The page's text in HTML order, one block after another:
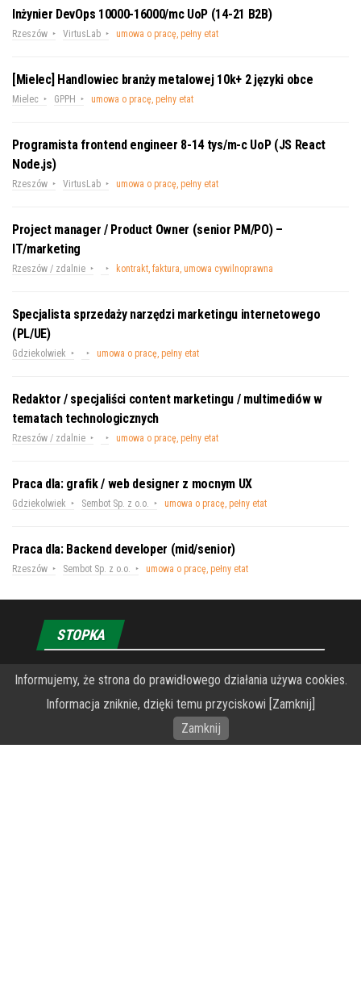
Inżynier DevOps 10000-16000/mc UoP (14-21 B2B)
Rzeszów VirtusLab umowa o pracę, pełny etat
[Mielec] Handlowiec branży metalowej 10k+ 2 języki obce
Mielec GPPH umowa o pracę, pełny etat
Programista frontend engineer 8-14 tys/m-c UoP (JS React
Node.js)
Rzeszów VirtusLab umowa o pracę, pełny etat
Project manager / Product Owner (senior PM/PO) –
IT/marketing
Rzeszów / zdalnie kontrakt, faktura, umowa cywilnoprawna
Specjalista sprzedaży narzędzi marketingu internetowego
(PL/UE)
Gdziekolwiek umowa o pracę, pełny etat
Redaktor / specjaliści content marketingu / multimediów w
tematach technologicznych
Rzeszów / zdalnie umowa o pracę, pełny etat
Praca dla: grafik / web designer z mocnym UX
Gdziekolwiek Sembot Sp. z o.o. umowa o pracę, pełny etat
Praca dla: Backend developer (mid/senior)
Rzeszów Sembot Sp. z o.o. umowa o pracę, pełny etat
STOPKA
O Fundacji PRZEkarpacie
Wykonanie portalu – specjaliści stron www WordPress
Informujemy, że strona do prawidłowego działania używa cookies.
Informacja zniknie, dzięki temu przyciskowi [Zamknij]
Zamknij